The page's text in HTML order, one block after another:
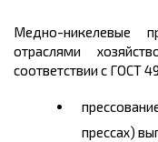
Медно-никелевые
отраслями
соответствии с ГОСТ
прессах)